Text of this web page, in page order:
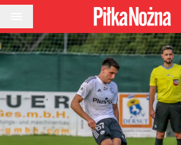
Przejdź do treści